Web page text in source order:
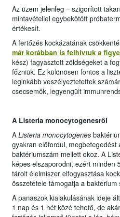
Az üzem jelenleg – szigorított
mintavétellel egybekötött
értékesít.
A fertőzés kockázatának
már korábban is felhívtuk a
kész) fagyasztott zöldségeket a
főzniük. Ez különösen fontos a
leginkább veszélyeztetettek
csecsemők, legyengült
A Listeria monocytogenesről
A Listeria monocytogenes
gyakran előfordul, megbetegedést
baktériumszám mellett okoz. A
képes elszaporodni, ezért minden
tárolt élelmiszer elfogyasztása
összetétele támogatja a baktérium
A panaszok kialakulásának ideje
1 nap és 1 hét közé tehető, de